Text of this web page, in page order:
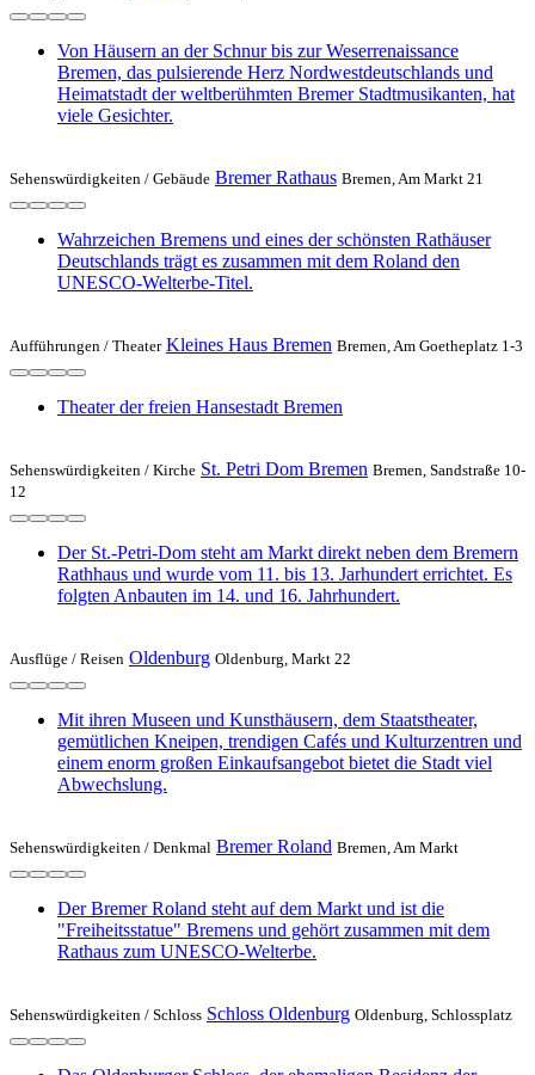
Von Häusern an der Schnur bis zur Weserrenaissance
Bremen, das pulsierende Herz Nordwestdeutschlands und
Heimatstadt der weltberühmten Bremer Stadtmusikanten, hat
viele Gesichter.
Sehenswürdigkeiten / Gebäude Bremer Rathaus Bremen, Am Markt 21
Wahrzeichen Bremens und eines der schönsten Rathäuser
Deutschlands trägt es zusammen mit dem Roland den
UNESCO-Welterbe-Titel.
Aufführungen / Theater Kleines Haus Bremen Bremen, Am Goetheplatz 1-3
Theater der freien Hansestadt Bremen
Sehenswürdigkeiten / Kirche St. Petri Dom Bremen Bremen, Sandstraße 10-
12
Der St.-Petri-Dom steht am Markt direkt neben dem Bremern
Rathhaus und wurde vom 11. bis 13. Jarhundert errichtet. Es
folgten Anbauten im 14. und 16. Jahrhundert.
Ausflüge / Reisen Oldenburg Oldenburg, Markt 22
Mit ihren Museen und Kunsthäusern, dem Staatstheater,
gemütlichen Kneipen, trendigen Cafés und Kulturzentren und
einem enorm großen Einkaufsangebot bietet die Stadt viel
Abwechslung.
Sehenswürdigkeiten / Denkmal Bremer Roland Bremen, Am Markt
Der Bremer Roland steht auf dem Markt und ist die
"Freiheitsstatue" Bremens und gehört zusammen mit dem
Rathaus zum UNESCO-Welterbe.
Sehenswürdigkeiten / Schloss Schloss Oldenburg Oldenburg, Schlossplatz